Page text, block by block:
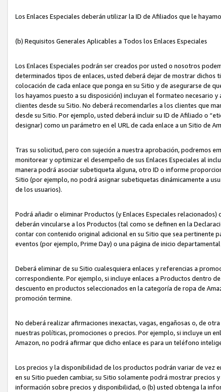
Los Enlaces Especiales deberán utilizar la ID de Afiliados que le
(b) Requisitos Generales Aplicables a Todos los Enlaces Especiales
Los Enlaces Especiales podrán ser creados por usted o nosotros
determinados tipos de enlaces, usted deberá dejar de mostrar dichos
colocación de cada enlace que ponga en su Sitio y de asegurarse de
los hayamos puesto a su disposición) incluyan el formateo necesario
clientes desde su Sitio. No deberá recomendarles a los clientes que
desde su Sitio. Por ejemplo, usted deberá incluir su ID de Afiliado o
designar) como un parámetro en el URL de cada enlace a un Sitio de
Tras su solicitud, pero con sujeción a nuestra aprobación, podremos
monitorear y optimizar el desempeño de sus Enlaces Especiales al
manera podrá asociar subetiqueta alguna, otro ID o informe
Sitio (por ejemplo, no podrá asignar subetiquetas dinámicamente a
de los usuarios).
Podrá añadir o eliminar Productos (y Enlaces Especiales
deberán vincularse a los Productos (tal como se definen en la
contar con contenido original adicional en su Sitio que sea pertinente
eventos (por ejemplo, Prime Day) o una página de inicio
Deberá eliminar de su Sitio cualesquiera enlaces y referencias a
correspondiente. Por ejemplo, si incluye enlaces a Productos dentro
descuento en productos seleccionados en la categoría de ropa de
promoción termine.
No deberá realizar afirmaciones inexactas, vagas, engañosas o, de
nuestras políticas, promociones o precios. Por ejemplo, si incluye un
Amazon, no podrá afirmar que dicho enlace es para un teléfono
Los precios y la disponibilidad de los productos podrán variar de vez
en su Sitio pueden cambiar, su Sitio solamente podrá mostrar
información sobre precios y disponibilidad, o (b) usted obtenga la